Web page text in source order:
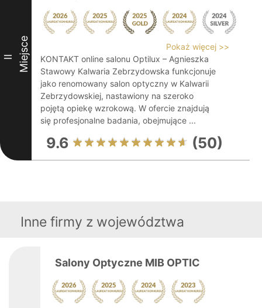
II Miejsce
Pokaż więcej >>
KONTAKT online salonu Optilux – Agnieszka
Stawowy Kalwaria Zebrzydowska funkcjonuje
jako renomowany salon optyczny w Kalwarii
Zebrzydowskiej, nastawiony na szeroko
pojętą opiekę wzrokową. W ofercie znajdują
się profesjonalne badania, obejmujące ...
9.6 (50)
Inne firmy z województwa
Salony Optyczne MIB OPTIC